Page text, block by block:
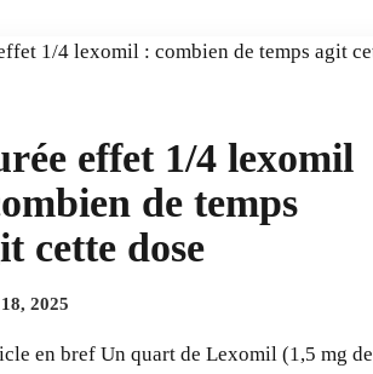
effet 1/4 lexomil
de temps
cette dose
2025
en bref Un quart de Lexomil (1,5 mg de